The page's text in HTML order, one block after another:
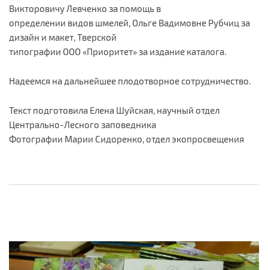
Викторовичу Левченко за помощь в
определении видов шмелей, Ольге Вадимовне Рубчиц за
дизайн и макет, Тверской
типографии ООО «Приоритет» за издание каталога.
Надеемся на дальнейшее плодотворное сотрудничество.
Текст подготовила Елена Шуйская, научный отдел
Центрально-Лесного заповедника
Фотографии Марии Сидоренко, отдел экопросвещения